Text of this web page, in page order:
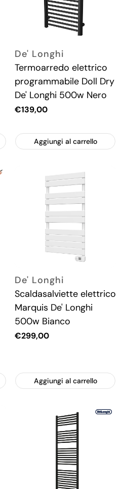
De' Longhi
Termoarredo elettrico
programmabile Doll Dry
De' Longhi 500w Nero
Prezzo
€139,00
Aggiungi al carrello
De' Longhi
Scaldasalviette elettrico
Marquis De' Longhi
500w Bianco
Prezzo
€299,00
Aggiungi al carrello